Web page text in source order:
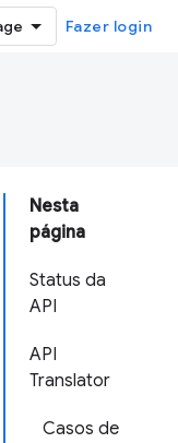
Fazer login
Nesta
página
Status da
API
API
Translator
Casos de